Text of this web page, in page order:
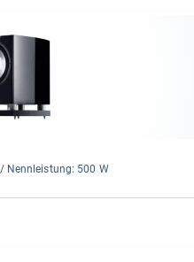
Nenn­leis­tung: 500 W